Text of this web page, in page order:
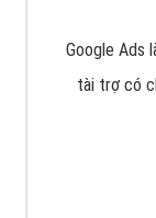
Google Ads
tài trợ có